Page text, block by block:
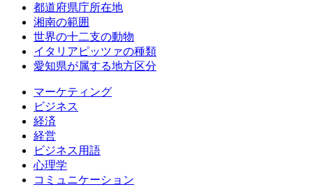
都道府県庁所在地
湘南の範囲
世界の十二支の動物
イタリアピッツァの種類
愛知県が属する地方区分
マーケティング
ビジネス
経済
経営
ビジネス用語
心理学
コミュニケーション